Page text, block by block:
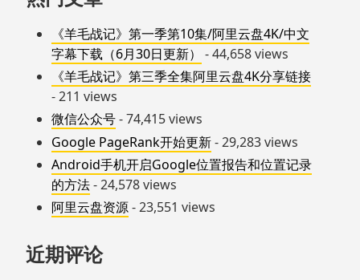
《羊毛战记》第一季第10集/阿里云盘4K/中文
字幕下载（6月30日更新）
- 44,658 views
《羊毛战记》第三季全集阿里云盘4K分享链接
- 211 views
微信公众号- 74,415 views
Google PageRank开始更新- 29,283 views
Android手机开启Google位置报告和位置记录
的方法- 24,578 views
阿里云盘资源- 23,551 views
近期评论